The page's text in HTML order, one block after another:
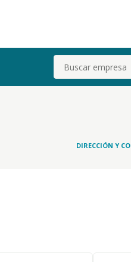
Buscar
DIRECCIÓN Y